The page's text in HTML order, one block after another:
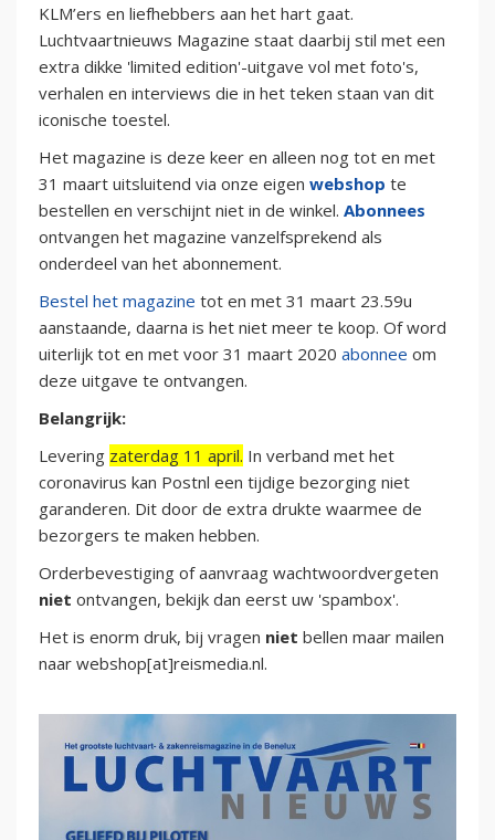
KLM’ers en liefhebbers aan het hart gaat.
Luchtvaartnieuws Magazine staat daarbij stil met een
extra dikke 'limited edition'-uitgave vol met foto's,
verhalen en interviews die in het teken staan van dit
iconische toestel.
Het magazine is deze keer en alleen nog tot en met
31 maart uitsluitend via onze eigen webshop te
bestellen en verschijnt niet in de winkel. Abonnees
ontvangen het magazine vanzelfsprekend als
onderdeel van het abonnement.
Bestel het magazine tot en met 31 maart 23.59u
aanstaande, daarna is het niet meer te koop. Of word
uiterlijk tot en met voor 31 maart 2020 abonnee om
deze uitgave te ontvangen.
Belangrijk:
Levering zaterdag 11 april. In verband met het
coronavirus kan Postnl een tijdige bezorging niet
garanderen. Dit door de extra drukte waarmee de
bezorgers te maken hebben.
Orderbevestiging of aanvraag wachtwoordvergeten
niet ontvangen, bekijk dan eerst uw 'spambox'.
Het is enorm druk, bij vragen niet bellen maar mailen
naar webshop[at]reismedia.nl.